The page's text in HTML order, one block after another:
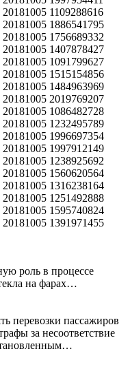
роль в процессе
на фарах…
перевозки пассажиров
за несоответствие